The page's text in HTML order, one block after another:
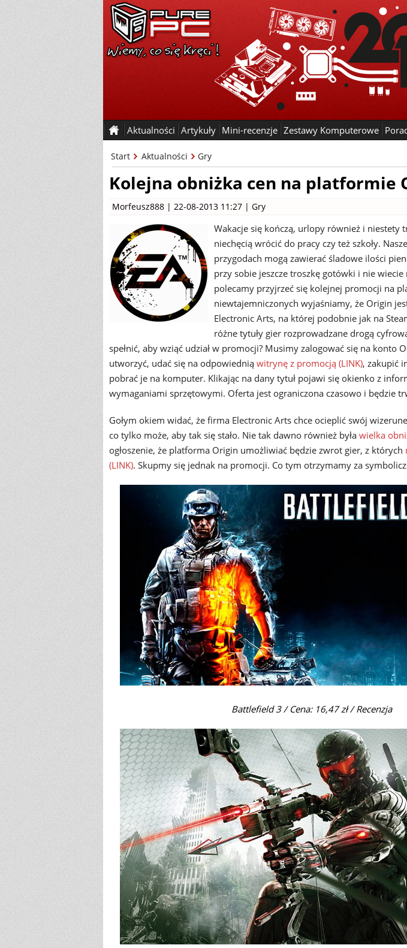
Aktualności Artykuły Mini-recenzje Zestawy Komputerowe
Start Aktualności Gry
Kolejna obniżka cen na platformie
Morfeusz888 | 22-08-2013 11:27 | Gry
Wakacje się kończą, urlopy również i niestety
niechęcią wrócić do pracy czy też szkoły.
przygodach mogą zawierać śladowe ilości
przy sobie jeszcze troszkę gotówki i nie
polecamy przyjrzeć się kolejnej promocji na
niewtajemniczonych wyjaśniamy, że Origin
Electronic Arts, na której podobnie jak na
różne tytuły gier rozprowadzane drogą
spełnić, aby wziąć udział w promocji? Musimy zalogować się na konto
utworzyć, udać się na odpowiednią witrynę z promocją (LINK), zakupić
pobrać je na komputer. Klikając na dany tytuł pojawi się okienko z
wymaganiami sprzętowymi. Oferta jest ograniczona czasowo i będzie
Gołym okiem widać, że firma Electronic Arts chce ocieplić swój
co tylko może, aby tak się stało. Nie tak dawno również była wielka
ogłoszenie, że platforma Origin umożliwiać będzie zwrot gier, z których
(LINK). Skupmy się jednak na promocji. Co tym otrzymamy za
Battlefield 3 / Cena: 16,47 zł /Recenzja